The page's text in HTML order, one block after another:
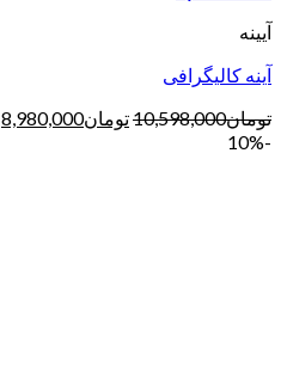
آیینه
آینه کالیگرافی
تومان10,598,000تومان8,980,000
-10%